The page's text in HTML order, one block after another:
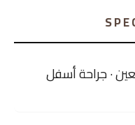
· جراحة أسفل